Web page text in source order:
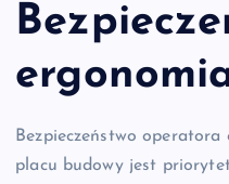
Bezpieczeństwo
placu budowy jest